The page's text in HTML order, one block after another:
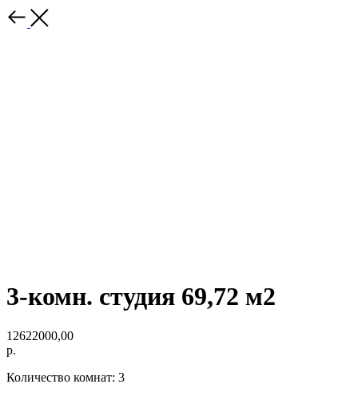
3-комн. студия 69,72 м2
12622000,00
р.
Количество комнат: 3